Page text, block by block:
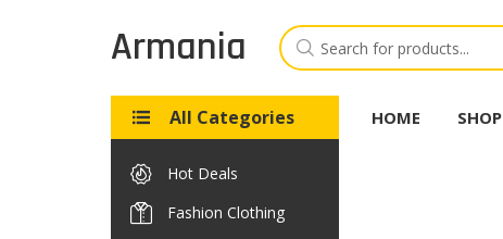
Armania
All Categories
Hot Deals
Fashion Clothing
HOME SHOP